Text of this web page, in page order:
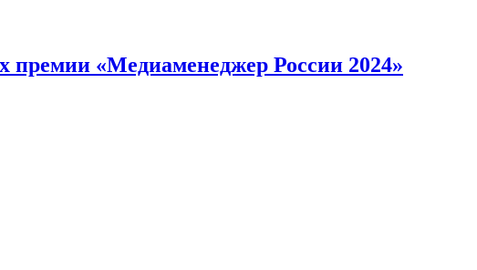
«Медиаменеджер России 2024»